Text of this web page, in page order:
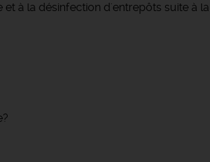
à la désinfection d'entrepôts suite à